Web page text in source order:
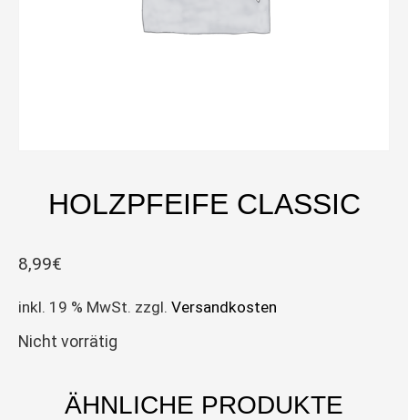
HOLZPFEIFE CLASSIC
8,99€
inkl. 19 % MwSt. zzgl. Versandkosten
Nicht vorrätig
ÄHNLICHE PRODUKTE